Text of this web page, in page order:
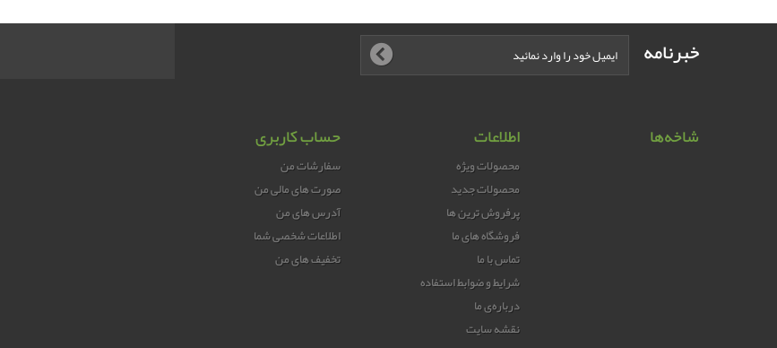
خبرنامه
شاخه‌ها اطلاعات
محصولات ویژه
محصولات جدید
پرفروش ترین‌ ها
فروشگاه های ما
تماس با ما
شرایط و ضوابط استفاده
درباره‌ی ما
نقشه سایت
حساب کاربری
سفارشات من
صورت های مالی من
آدرس های من
اطلاعات شخصی شما
تخفیف های من